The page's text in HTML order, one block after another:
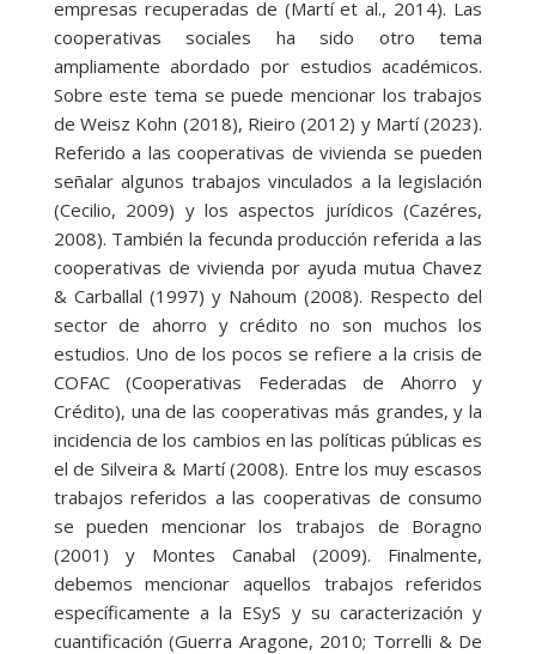
empresas recuperadas de (Martí et al., 2014). Las
cooperativas sociales ha sido otro tema
ampliamente abordado por estudios académicos.
Sobre este tema se puede mencionar los trabajos
de Weisz Kohn (2018), Rieiro (2012) y Martí (2023).
Referido a las cooperativas de vivienda se pueden
señalar algunos trabajos vinculados a la legislación
(Cecilio, 2009) y los aspectos jurídicos (Cazéres,
2008). También la fecunda producción referida a las
cooperativas de vivienda por ayuda mutua Chavez
& Carballal (1997) y Nahoum (2008). Respecto del
sector de ahorro y crédito no son muchos los
estudios. Uno de los pocos se refiere a la crisis de
COFAC (Cooperativas Federadas de Ahorro y
Crédito), una de las cooperativas más grandes, y la
incidencia de los cambios en las políticas públicas es
el de Silveira & Martí (2008). Entre los muy escasos
trabajos referidos a las cooperativas de consumo
se pueden mencionar los trabajos de Boragno
(2001) y Montes Canabal (2009). Finalmente,
debemos mencionar aquellos trabajos referidos
específicamente a la ESyS y su caracterización y
cuantificación (Guerra Aragone, 2010; Torrelli & De